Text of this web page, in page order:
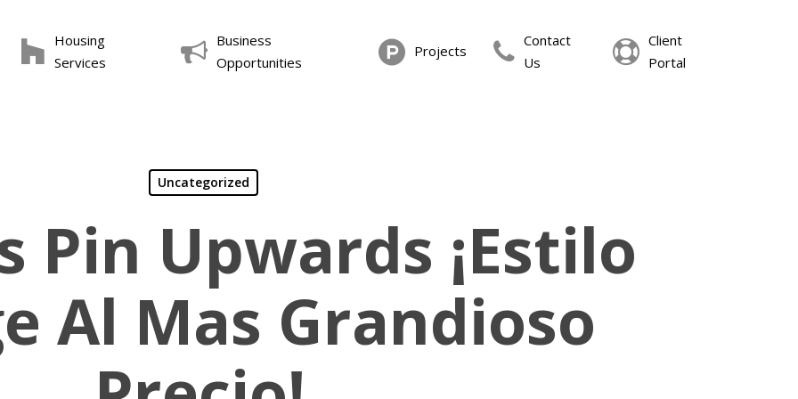
Housing
Services
Business
Opportunities
Projects
Contact
Us
Client
Portal
Uncategorized
Pin Upwards ¡Estilo
Al Mas Grandioso